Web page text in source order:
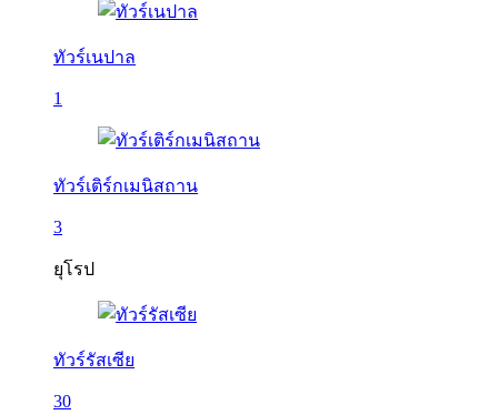
ทัวร์เนปาล
1
ทัวร์เติร์กเมนิสถาน
3
ยุโรป
ทัวร์รัสเซีย
30